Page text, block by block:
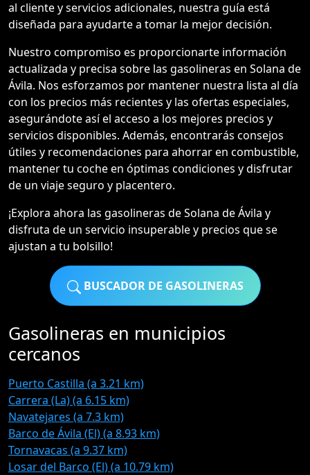
al cliente y servicios adicionales, nuestra guía está
diseñada para ayudarte a tomar la mejor decisión.
Nuestro compromiso es proporcionarte información
actualizada y precisa sobre las gasolineras en Solana de
Ávila. Nos esforzamos por mantener nuestra lista al día
con los precios más recientes y las ofertas especiales,
asegurándote así el acceso a los mejores precios y
servicios disponibles. Además, encontrarás consejos
útiles y recomendaciones para ahorrar en combustible,
mantener tu coche en óptimas condiciones y disfrutar
de un viaje seguro y placentero.
¡Explora ahora las gasolineras de Solana de Ávila y
disfruta de un servicio insuperable y precios que se
ajustan a tu bolsillo!
BUSCADOR DE GASOLINERAS
Gasolineras en municipios
cercanos
Puerto Castilla (a 3.21 km)
Carrera (La) (a 6.15 km)
Navatejares (a 7.3 km)
Barco de Ávila (El) (a 8.93 km)
Tornavacas (a 9.37 km)
Losar del Barco (El) (a 10.79 km)